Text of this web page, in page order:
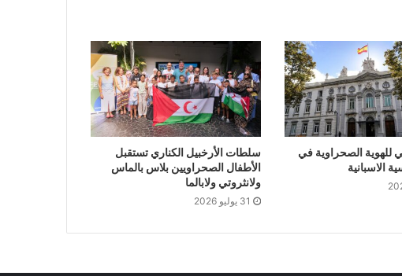
للهوية الصحراوية في
الاسبانية
سلطات الأرخبيل الكناري تستقبل
الأطفال الصحراويين بلاس بالماس
ولانثروتي ولابالما
31 يوليو 2026